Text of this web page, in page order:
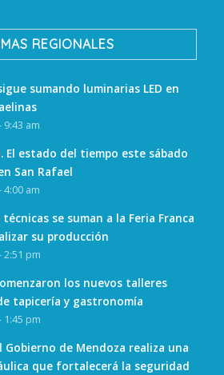
REGIONALES
sumando luminarias LED en
9:43 am
El estado del tiempo este sábado
San Rafael
4:00 am
técnicas se suman a la Feria Franca
su producción
2:51 pm
los nuevos talleres
tapicería y gastronomía
1:45 pm
Gobierno de Mendoza realiza una
que fortalecerá la seguridad